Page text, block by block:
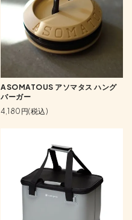
ASOMATOUS アソマタス ハング
バーガー
4,180円(税込)